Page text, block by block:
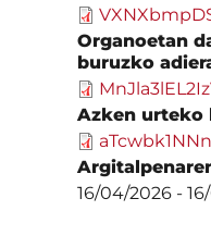
Organoetan
buruzko
Azken urteko
16/04/2026 -